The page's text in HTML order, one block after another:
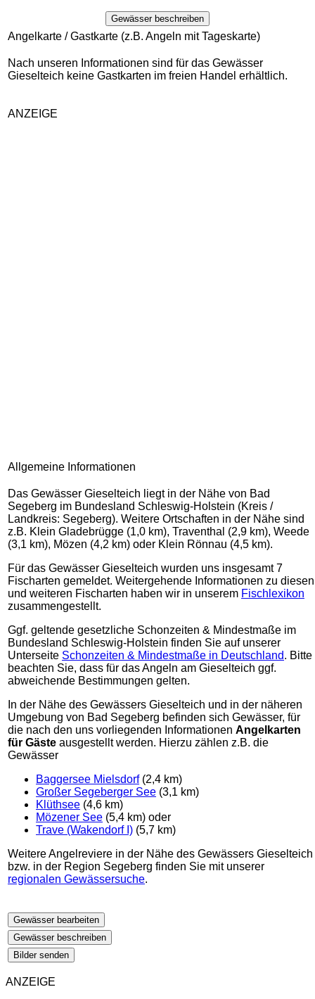
Gewässer beschreiben
Angelkarte / Gastkarte (z.B. Angeln mit Tageskarte)
Nach unseren Informationen sind für das Gewässer
Gieselteich keine Gastkarten im freien Handel erhältlich.
ANZEIGE
Allgemeine Informationen
Das Gewässer Gieselteich liegt in der Nähe von Bad
Segeberg im Bundesland Schleswig-Holstein (Kreis /
Landkreis: Segeberg). Weitere Ortschaften in der Nähe sind
z.B. Klein Gladebrügge (1,0 km), Traventhal (2,9 km), Weede
(3,1 km), Mözen (4,2 km) oder Klein Rönnau (4,5 km).
Für das Gewässer Gieselteich wurden uns insgesamt 7
Fischarten gemeldet. Weitergehende Informationen zu diesen
und weiteren Fischarten haben wir in unserem Fischlexikon
zusammengestellt.
Ggf. geltende gesetzliche Schonzeiten & Mindestmaße im
Bundesland Schleswig-Holstein finden Sie auf unserer
Unterseite Schonzeiten & Mindestmaße in Deutschland. Bitte
beachten Sie, dass für das Angeln am Gieselteich ggf.
abweichende Bestimmungen gelten.
In der Nähe des Gewässers Gieselteich und in der näheren
Umgebung von Bad Segeberg befinden sich Gewässer, für
die nach den uns vorliegenden Informationen Angelkarten
für Gäste ausgestellt werden. Hierzu zählen z.B. die
Gewässer
Baggersee Mielsdorf(2,4 km)
Großer Segeberger See (3,1 km)
Klüthsee (4,6 km)
Mözener See (5,4 km) oder
Trave (Wakendorf I) (5,7 km)
Weitere Angelreviere in der Nähe des Gewässers Gieselteich
bzw. in der Region Segeberg finden Sie mit unserer
regionalen Gewässersuche.
Gewässer bearbeiten
Gewässer beschreiben
Bilder senden
ANZEIGE